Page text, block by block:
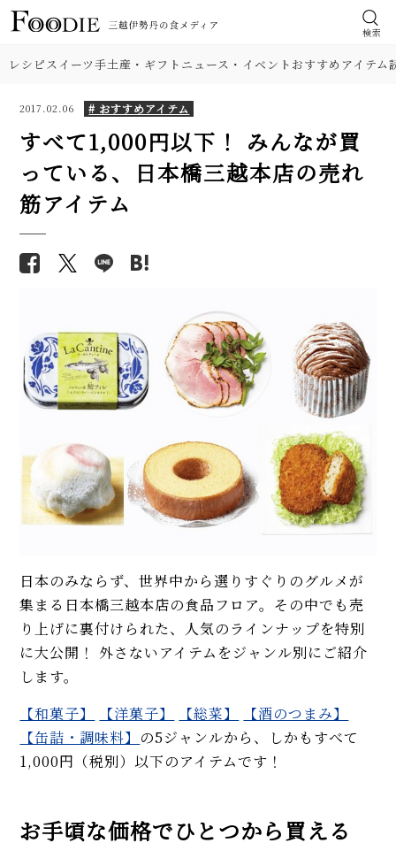
検索
レシピスイーツ手土産・ギフト ニュース・イベントおすすめアイテム
2017.02.06 # おすすめアイテム
すべて1,000円以下！ みんなが買
っている、日本橋三越本店の売れ
筋アイテム
日本のみならず、世界中から選りすぐりのグルメが
集まる日本橋三越本店の食品フロア。その中でも売
り上げに裏付けられた、人気のラインナップを特別
に大公開！ 外さないアイテムをジャンル別にご紹介
します。
【和菓子】
【洋菓子】 【総菜】
【酒のつまみ】
【缶詰・調味料】 の5ジャンルから、しかもすべて
1,000円（税別）以下のアイテムです！
お手頃な価格でひとつから買える